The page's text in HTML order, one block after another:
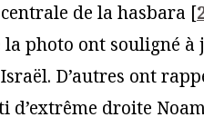
de la hasbara [
photo ont souligné à
D’autres ont
d’extrême droite